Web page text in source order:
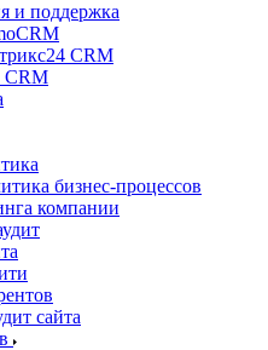
и поддержка
CRM
CRM
бизнес-процессов
компании
сайта